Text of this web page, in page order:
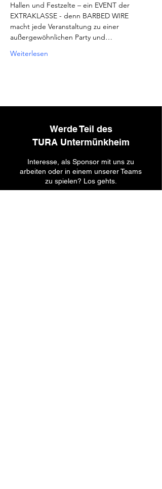
Hallen und Festzelte – ein EVENT der
EXTRAKLASSE - denn BARBED WIRE
macht jede Veranstaltung zu einer
außergewöhnlichen Party und…
Weiterlesen
Werde Teil des
TURA Untermünkheim
Interesse, als Sponsor mit uns zu
arbeiten oder in einem unserer Teams
zu spielen? Los gehts.